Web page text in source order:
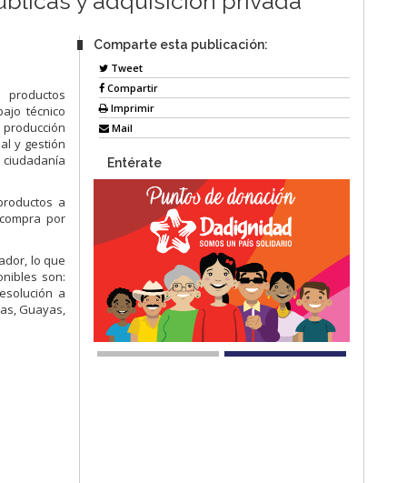
técnico
y gestión
a
por
lo que
son:
a
Guayas,
Comparte esta publicación:
Tweet
Compartir
Imprimir
Mail
Entérate